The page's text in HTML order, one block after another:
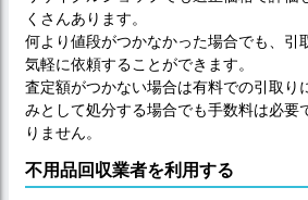
くさんあります。
何より値段がつかなかった場合でも、引
気軽に依頼することができます。
査定額がつかない場合は有料での引取り
みとして処分する場合でも手数料は必要
りません。
不用品回収業者を利用する